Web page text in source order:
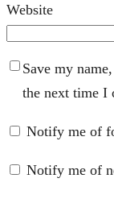
Website
Save my
the next time I
Notify me of
Notify me of